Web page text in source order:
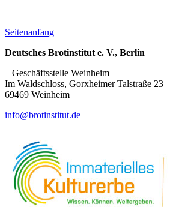
Seitenanfang
Deutsches Brotinstitut e. V., Berlin
– Geschäftsstelle Weinheim –
Im Waldschloss, Gorxheimer Talstraße 23
69469 Weinheim
info@brotinstitut.de